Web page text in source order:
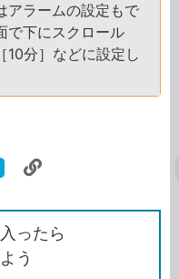
アラームの設定もで
で下にスクロール
10分］などに設定し
な
ブ
ッ
ク
ク
を
コ
ったら
う